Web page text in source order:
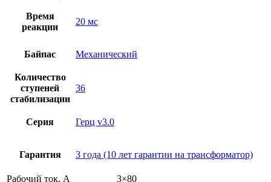
Время
реакции
20 мс
Байпас Механический
Количество
ступеней
стабилизации
36
Серия Герц v3.0
Гарантия 3 года (10 лет гарантии на трансформатор)
Рабочий ток, А 3×80